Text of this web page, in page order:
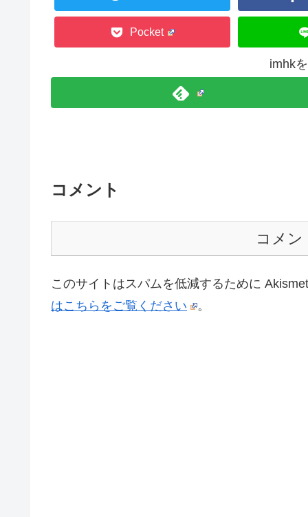
Pocket
imhk
コメント
コメン
このサイトはスパムを低減するために
はこちらをご覧ください
。